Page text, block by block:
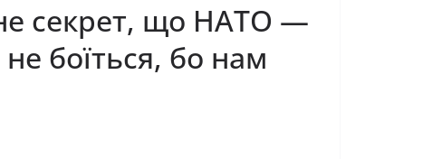
секрет, що НAТO —
боїться, бо нам